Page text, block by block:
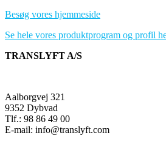
Besøg vores hjemmeside
Se hele vores produktprogram og profil
TRANSLYFT A/S
Aalborgvej 321
9352 Dybvad
Tlf.: 98 86 49 00
E-mail: info@translyft.com